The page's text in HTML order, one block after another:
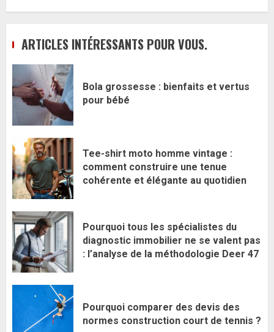
ARTICLES INTÉRESSANTS POUR VOUS.
Bola grossesse : bienfaits et vertus
pour bébé
Tee-shirt moto homme vintage :
comment construire une tenue
cohérente et élégante au quotidien
Pourquoi tous les spécialistes du
diagnostic immobilier ne se valent pas
: l’analyse de la méthodologie Deer 47
Pourquoi comparer des devis des
normes construction court de tennis ?